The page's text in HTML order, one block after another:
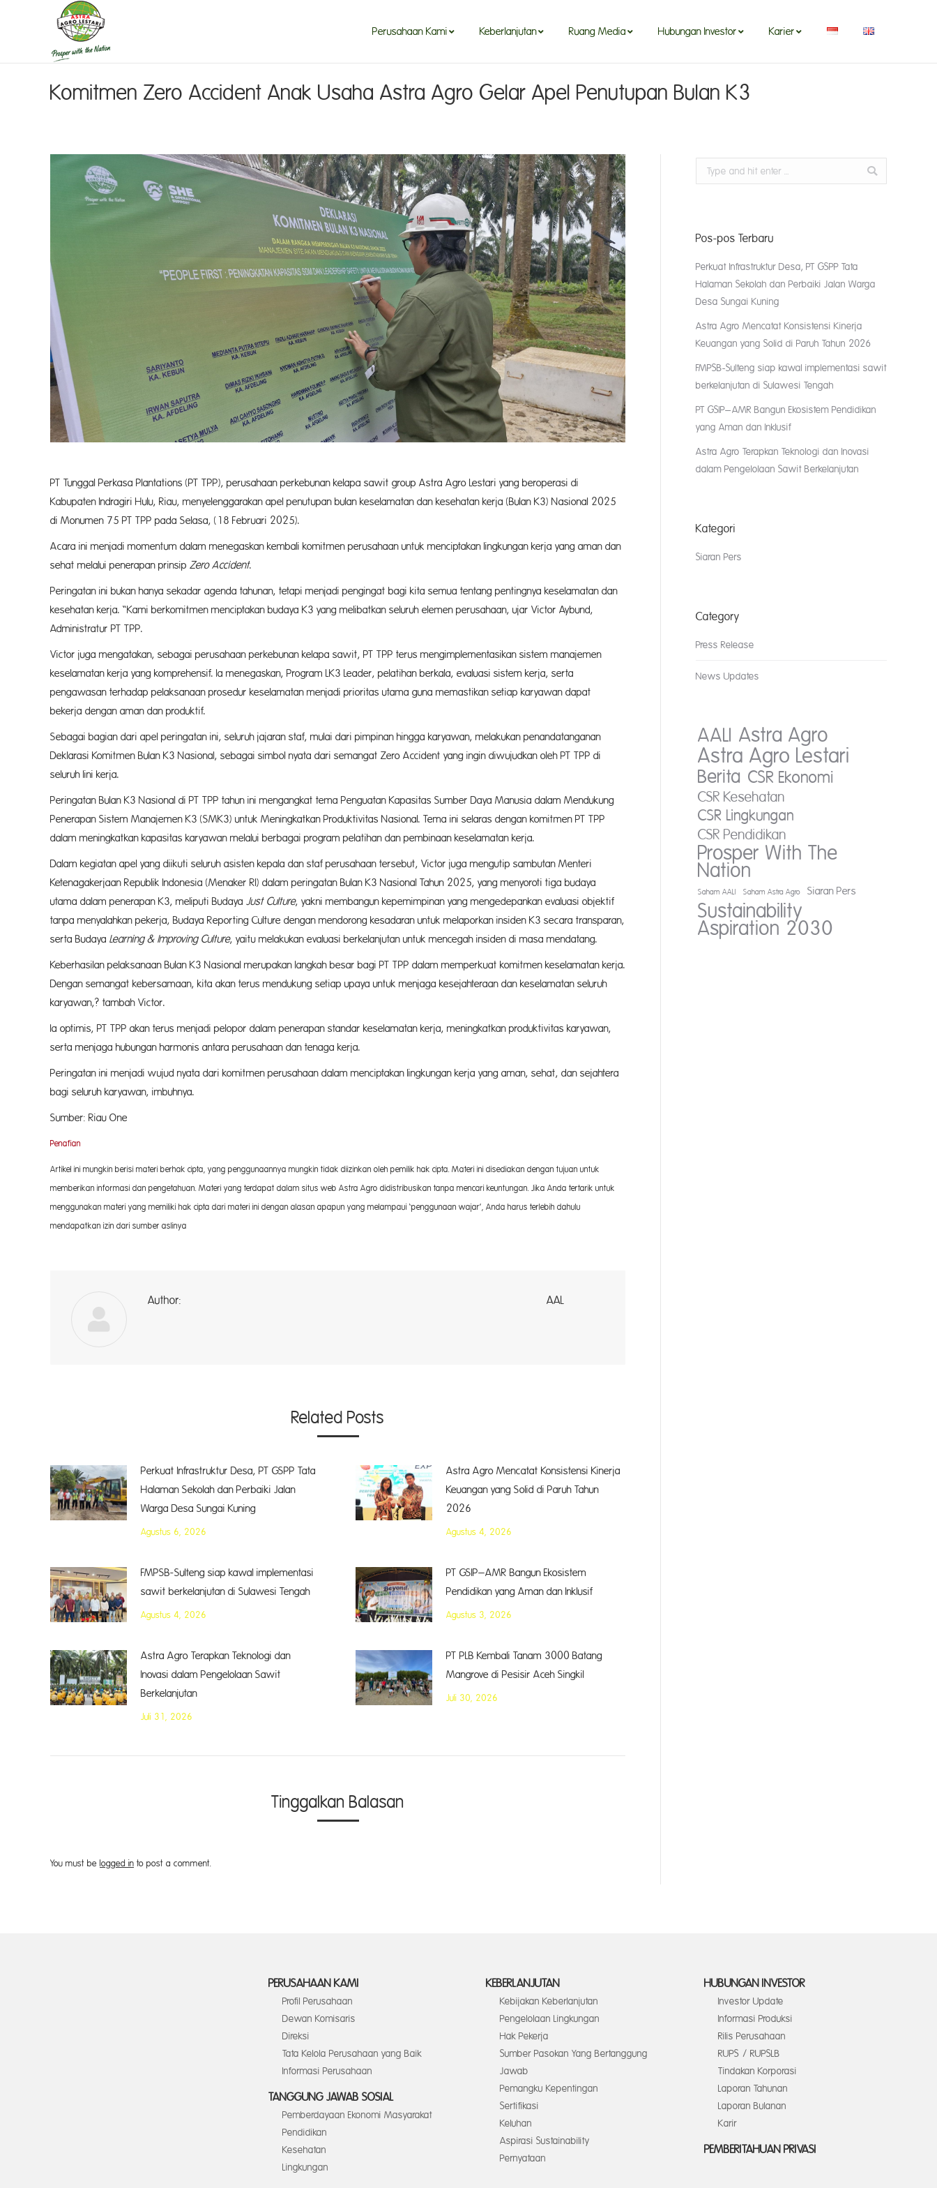
Perusahaan Kami Keberlanjutan Ruang Media Hubungan Investor Karier
Komitmen Zero Accident Anak Usaha Astra Agro Gelar Apel Penutupan Bulan K3
PT Tunggal Perkasa Plantations (PT TPP), perusahaan perkebunan kelapa sawit group Astra Agro Lestari yang beroperasi di
Kabupaten Indragiri Hulu, Riau, menyelenggarakan apel penutupan bulan keselamatan dan kesehatan kerja (Bulan K3) Nasional 2025
di Monumen 75 PT TPP pada Selasa, (18 Februari 2025).
Acara ini menjadi momentum dalam menegaskan kembali komitmen perusahaan untuk menciptakan lingkungan kerja yang aman dan
sehat melalui penerapan prinsip Zero Accident.
Peringatan ini bukan hanya sekadar agenda tahunan, tetapi menjadi pengingat bagi kita semua tentang pentingnya keselamatan dan
kesehatan kerja. “Kami berkomitmen menciptakan budaya K3 yang melibatkan seluruh elemen perusahaan, ujar Victor Aybund,
Administratur PT TPP.
Victor juga mengatakan, sebagai perusahaan perkebunan kelapa sawit, PT TPP terus mengimplementasikan sistem manajemen
keselamatan kerja yang komprehensif. Ia menegaskan, Program LK3 Leader, pelatihan berkala, evaluasi sistem kerja, serta
pengawasan terhadap pelaksanaan prosedur keselamatan menjadi prioritas utama guna memastikan setiap karyawan dapat
bekerja dengan aman dan produktif.
Sebagai bagian dari apel peringatan ini, seluruh jajaran staf, mulai dari pimpinan hingga karyawan, melakukan penandatanganan
Deklarasi Komitmen Bulan K3 Nasional, sebagai simbol nyata dari semangat Zero Accident yang ingin diwujudkan oleh PT TPP di
seluruh lini kerja.
Peringatan Bulan K3 Nasional di PT TPP tahun ini mengangkat tema Penguatan Kapasitas Sumber Daya Manusia dalam Mendukung
Penerapan Sistem Manajemen K3 (SMK3) untuk Meningkatkan Produktivitas Nasional. Tema ini selaras dengan komitmen PT TPP
dalam meningkatkan kapasitas karyawan melalui berbagai program pelatihan dan pembinaan keselamatan kerja.
Dalam kegiatan apel yang diikuti seluruh asisten kepala dan staf perusahaan tersebut, Victor juga mengutip sambutan Menteri
Ketenagakerjaan Republik Indonesia (Menaker RI) dalam peringatan Bulan K3 Nasional Tahun 2025, yang menyoroti tiga budaya
utama dalam penerapan K3, meliputi Budaya Just Culture, yakni membangun kepemimpinan yang mengedepankan evaluasi objektif
tanpa menyalahkan pekerja, Budaya Reporting Culture dengan mendorong kesadaran untuk melaporkan insiden K3 secara transparan,
serta Budaya Learning & Improving Culture, yaitu melakukan evaluasi berkelanjutan untuk mencegah insiden di masa mendatang.
Keberhasilan pelaksanaan Bulan K3 Nasional merupakan langkah besar bagi PT TPP dalam memperkuat komitmen keselamatan kerja.
Dengan semangat kebersamaan, kita akan terus mendukung setiap upaya untuk menjaga kesejahteraan dan keselamatan seluruh
karyawan,? tambah Victor.
Ia optimis, PT TPP akan terus menjadi pelopor dalam penerapan standar keselamatan kerja, meningkatkan produktivitas karyawan,
serta menjaga hubungan harmonis antara perusahaan dan tenaga kerja.
Peringatan ini menjadi wujud nyata dari komitmen perusahaan dalam menciptakan lingkungan kerja yang aman, sehat, dan sejahtera
bagi seluruh karyawan, imbuhnya.
Sumber: Riau One
Penafian
Artikel ini mungkin berisi materi berhak cipta, yang penggunaannya mungkin tidak diizinkan oleh pemilik hak cipta. Materi ini disediakan dengan tujuan untuk
memberikan informasi dan pengetahuan. Materi yang terdapat dalam situs web Astra Agro didistribusikan tanpa mencari keuntungan. Jika Anda tertarik untuk
menggunakan materi yang memiliki hak cipta dari materi ini dengan alasan apapun yang melampaui ‘penggunaan wajar’, Anda harus terlebih dahulu
mendapatkan izin dari sumber aslinya
Author: AAL
Related Posts
Perkuat Infrastruktur Desa, PT GSPP Tata
Halaman Sekolah dan Perbaiki Jalan
Warga Desa Sungai Kuning
Agustus 6, 2026
Astra Agro Mencatat Konsistensi Kinerja
Keuangan yang Solid di Paruh Tahun
2026
Agustus 4, 2026
FMPSB-Sulteng siap kawal implementasi
sawit berkelanjutan di Sulawesi Tengah
Agustus 4, 2026
PT GSIP–AMR Bangun Ekosistem
Pendidikan yang Aman dan Inklusif
Agustus 3, 2026
Astra Agro Terapkan Teknologi dan
Inovasi dalam Pengelolaan Sawit
Berkelanjutan
Juli 31, 2026
PT PLB Kembali Tanam 3000 Batang
Mangrove di Pesisir Aceh Singkil
Juli 30, 2026
Tinggalkan Balasan
You must be logged in to post a comment.
Search:
Pos-pos Terbaru
Perkuat Infrastruktur Desa, PT GSPP Tata
Halaman Sekolah dan Perbaiki Jalan Warga
Desa Sungai Kuning
Astra Agro Mencatat Konsistensi Kinerja
Keuangan yang Solid di Paruh Tahun 2026
FMPSB-Sulteng siap kawal implementasi sawit
berkelanjutan di Sulawesi Tengah
PT GSIP–AMR Bangun Ekosistem Pendidikan
yang Aman dan Inklusif
Astra Agro Terapkan Teknologi dan Inovasi
dalam Pengelolaan Sawit Berkelanjutan
Kategori
Siaran Pers
Category
Press Release
News Updates
AALI Astra Agro
Astra Agro Lestari
Berita CSR Ekonomi
CSR Kesehatan
CSR Lingkungan
CSR Pendidikan
Prosper With The
Nation
Saham AALI Saham Astra Agro Siaran Pers
Sustainability
Aspiration 2030
PERUSAHAAN KAMI
Profil Perusahaan
Dewan Komisaris
Direksi
Tata Kelola Perusahaan yang Baik
Informasi Perusahaan
TANGGUNG JAWAB SOSIAL
Pemberdayaan Ekonomi Masyarakat
Pendidikan
Kesehatan
Lingkungan
KEBERLANJUTAN
Kebijakan Keberlanjutan
Pengelolaan Lingkungan
Hak Pekerja
Sumber Pasokan Yang Bertanggung
Jawab
Pemangku Kepentingan
Sertifikasi
Keluhan
Aspirasi Sustainability
Pernyataan
HUBUNGAN INVESTOR
Investor Update
Informasi Produksi
Rilis Perusahaan
RUPS / RUPSLB
Tindakan Korporasi
Laporan Tahunan
Laporan Bulanan
Karir
PEMBERITAHUAN PRIVASI